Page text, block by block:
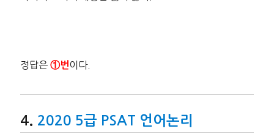
정답은①번 이다.
2020 5급 PSAT 언어논리